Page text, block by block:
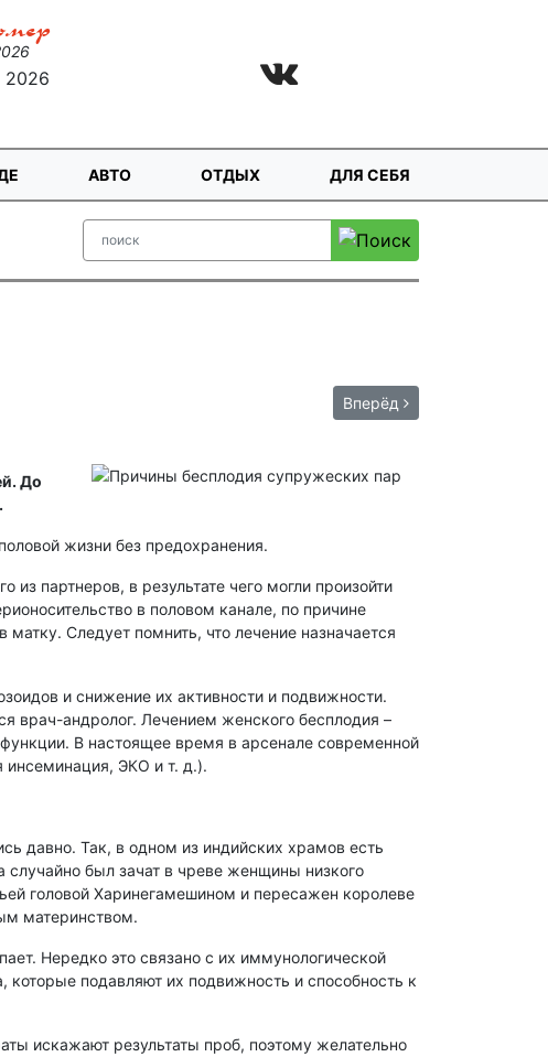
АВТО ОТДЫХ ДЛЯ СЕБЯ
Вперёд
До
жизни без предохранения.
партнеров, в результате чего могли произойти
в половом канале, по причине
Следует помнить, что лечение назначается
и снижение их активности и подвижности.
врач-андролог. Лечением женского бесплодия –
В настоящее время в арсенале современной
инсеминация, ЭКО и т. д.).
давно. Так, в одном из индийских храмов есть
был зачат в чреве женщины низкого
головой Харинегамешином и пересажен королеве
материнством.
Нередко это связано с их иммунологической
подавляют их подвижность и способность к
искажают результаты проб, поэтому желательно